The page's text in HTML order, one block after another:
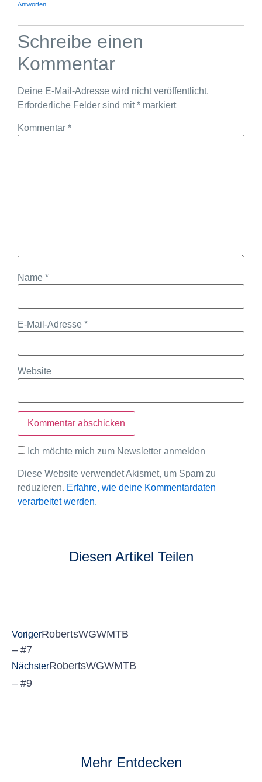
Antworten
Schreibe einen
Kommentar
Deine E-Mail-Adresse wird nicht veröffentlicht.
Erforderliche Felder sind mit* markiert
Kommentar *
Name *
E-Mail-Adresse *
Website
Ich möchte mich zum Newsletter anmelden
Diese Website verwendet Akismet, um Spam zu
reduzieren. Erfahre, wie deine Kommentardaten
verarbeitet werden.
Diesen Artikel Teilen
VorigerRobertsWGWMTB
– #7
NächsterRobertsWGWMTB
– #9
Mehr Entdecken